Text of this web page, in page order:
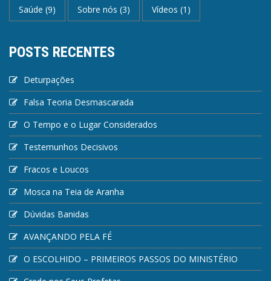
Saúde (9) Sobre nós (3) Vídeos (1)
POSTS RECENTES
Deturpações
Falsa Teoria Desmascarada
O Tempo e o Lugar Considerados
Testemunhos Decisivos
Fracos e Loucos
Mosca na Teia de Aranha
Dúvidas Banidas
AVANÇANDO PELA FÉ
O ESCOLHIDO – PRIMEIROS PASSOS DO MINISTÉRIO